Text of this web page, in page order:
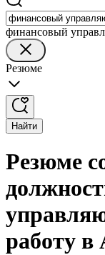
финансовый
Резюме
Найти
Резюме
работу в